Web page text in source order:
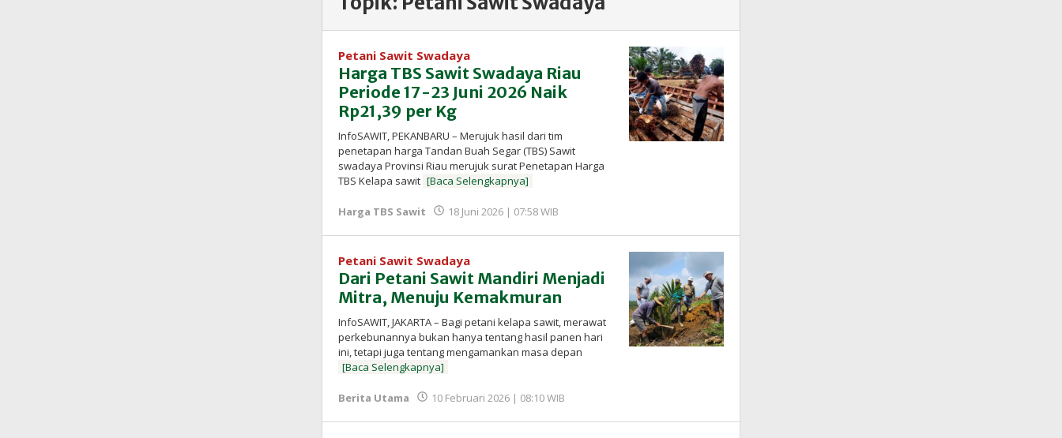
Petani Sawit Swadaya
Harga TBS Sawit Swadaya Riau
Periode 17-23 Juni 2026 Naik
Rp21,39 per Kg
InfoSAWIT, PEKANBARU – Merujuk hasil dari tim
penetapan harga Tandan Buah Segar (TBS) Sawit
swadaya Provinsi Riau merujuk surat Penetapan Harga
TBS Kelapa sawit [Baca Selengkapnya]
Harga TBS Sawit 18 Juni 2026 | 07:58 WIB
InfoSAWIT
Petani Sawit Swadaya
Dari Petani Sawit Mandiri Menjadi
Mitra, Menuju Kemakmuran
InfoSAWIT, JAKARTA – Bagi petani kelapa sawit, merawat
perkebunannya bukan hanya tentang hasil panen hari
ini, tetapi juga tentang mengamankan masa depan
[Baca Selengkapnya]
Berita Utama 10 Februari 2026 | 08:10 WIB
InfoSAWIT